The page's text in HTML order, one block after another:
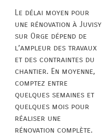
Le délai moyen pour
une rénovation à Juvisy
sur Orge dépend de
l’ampleur des travaux
et des contraintes du
chantier. En moyenne,
comptez entre
quelques semaines et
quelques mois pour
réaliser une
rénovation complète.